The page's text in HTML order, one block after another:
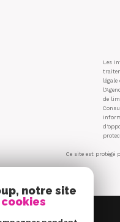
Les
de
Ce site est protégé
notre site